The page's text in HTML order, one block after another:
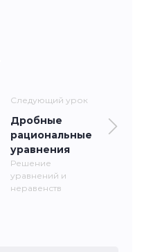
Следующий урок
Дробные
рациональные
уравнения
Решение
уравнений и
неравенств